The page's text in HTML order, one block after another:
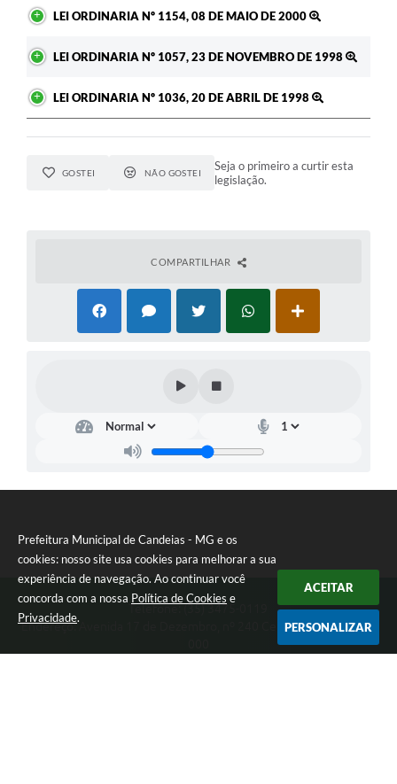
Prefeitura Municipal de Candeias - MG e os
cookies: nosso site usa cookies para melhorar a sua
experiência de navegação. Ao continuar você
concorda com a nossa Política de Cookies e
Privacidade.
ACEITAR
PERSONALIZAR
LEI ORDINARIA Nº 1154, 08 DE MAIO DE 2000
LEI ORDINARIA Nº 1057, 23 DE NOVEMBRO DE 1998
LEI ORDINARIA Nº 1036, 20 DE ABRIL DE 1998
GOSTEI NÃO GOSTEI
Seja o primeiro a curtir esta
legislação.
COMPARTILHAR
Telefone: (35) 3475-0119
Endereço: Avenida 17 de Dezembro, nº 240 Centro | CEP: 37280-